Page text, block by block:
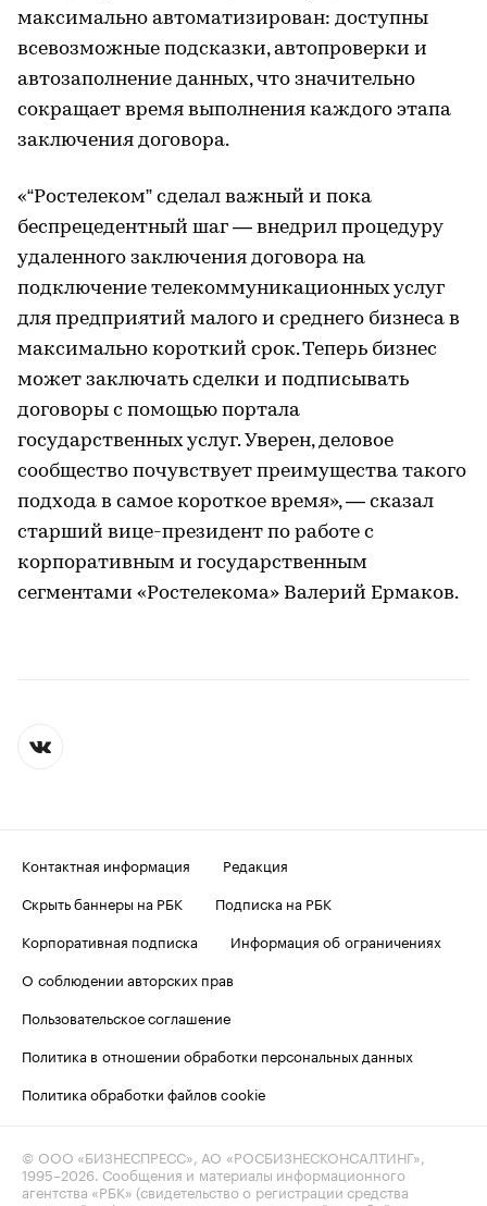
максимально автоматизирован: доступны
всевозможные подсказки, автопроверки и
автозаполнение данных, что значительно
сокращает время выполнения каждого этапа
заключения договора.
«“Ростелеком” сделал важный и пока
беспрецедентный шаг — внедрил процедуру
удаленного заключения договора на
подключение телекоммуникационных услуг
для предприятий малого и среднего бизнеса в
максимально короткий срок. Теперь бизнес
может заключать сделки и подписывать
договоры с помощью портала
государственных услуг. Уверен, деловое
сообщество почувствует преимущества такого
подхода в самое короткое время», — сказал
старший вице-президент по работе с
корпоративным и государственным
сегментами «Ростелекома» Валерий Ермаков.
Контактная информация
Редакция
Скрыть баннеры на РБК
Подписка на РБК
Корпоративная подписка
Информация об ограничениях
О соблюдении авторских прав
Пользовательское соглашение
Политика в отношении обработки персональных данных
Политика обработки файлов cookie
© ООО «БИЗНЕСПРЕСС», АО «РОСБИЗНЕСКОНСАЛТИНГ»,
1995–2026. Сообщения и материалы информационного
агентства «РБК» (свидетельство о регистрации средства